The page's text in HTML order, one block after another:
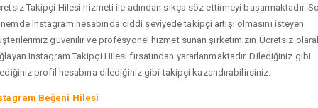
Takipçi Hilesi hizmeti ile adından sıkça söz ettirmeyi başarmaktadır.
Instagram hesabında ciddi seviyede takipçi artışı olmasını isteyen
güvenilir ve profesyonel hizmet sunan şirketimizin Ücretsiz
Instagram Takipçi Hilesi fırsatından yararlanmaktadır. Dilediğiniz gibi
profil hesabına dilediğiniz gibi takipçi kazandırabilirsiniz.
Beğeni Hilesi